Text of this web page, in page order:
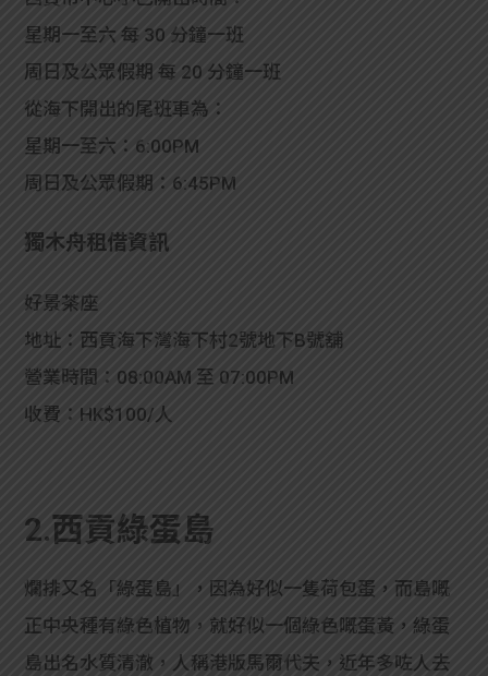
星期一至六 每 30 分鐘一班
周日及公眾假期 每 20 分鐘一班
從海下開出的尾班車為：
星期一至六：6:00PM
周日及公眾假期：6:45PM
獨木舟租借資訊
好景茶座
地址：西貢海下灣海下村2號地下B號舖
營業時間：08:00AM 至 07:00PM
收費：HK$100/人
2.西貢綠蛋島
爛排又名「綠蛋島」，因為好似一隻荷包蛋，而島嘅
正中央種有綠色植物，就好似一個綠色嘅蛋黃，綠蛋
島出名水質清澈，人稱港版馬爾代夫，近年多咗人去